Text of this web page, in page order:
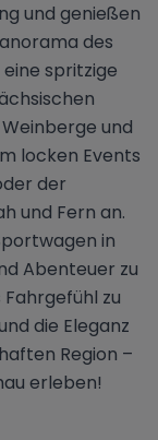
und genießen
des
eine spritzige
und
locken Events
der
und Fern an.
in
Abenteuer zu
zu
die Eleganz
Region –
erleben!